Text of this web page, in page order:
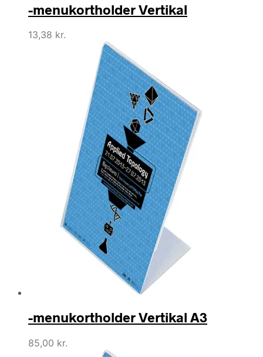
-menukortholder Vertikal
13,38 kr.
-menukortholder Vertikal A3
85,00 kr.